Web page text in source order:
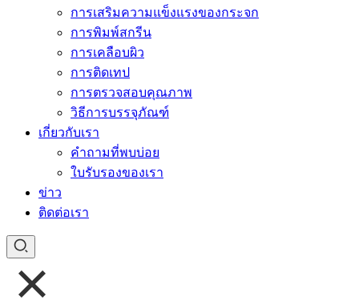
การเสริมความแข็งแรงของกระจก
การพิมพ์สกรีน
การเคลือบผิว
การติดเทป
การตรวจสอบคุณภาพ
วิธีการบรรจุภัณฑ์
เกี่ยวกับเรา
คำถามที่พบบ่อย
ใบรับรองของเรา
ข่าว
ติดต่อเรา